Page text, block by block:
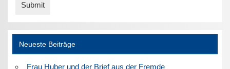
Neueste Beiträge
Frau Huber und der Brief aus der Fremde